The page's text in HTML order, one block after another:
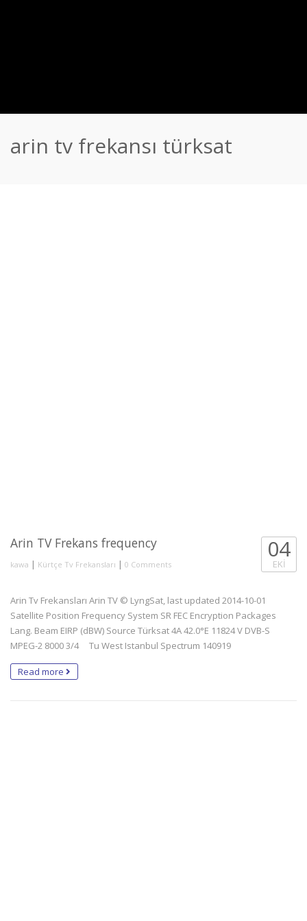
arin tv frekansı türksat
Arin TV Frekans frequency
kawa | Kürtçe Tv Frekansları | 0 Comments
04
EKI
Arin Tv Frekansları Arin TV © LyngSat, last updated 2014-10-01
Satellite Position Frequency System SR FEC Encryption Packages
Lang. Beam EIRP (dBW) Source Türksat 4A 42.0°E 11824 V DVB-S
MPEG-2 8000 3/4 Tu West Istanbul Spectrum 140919
Read more